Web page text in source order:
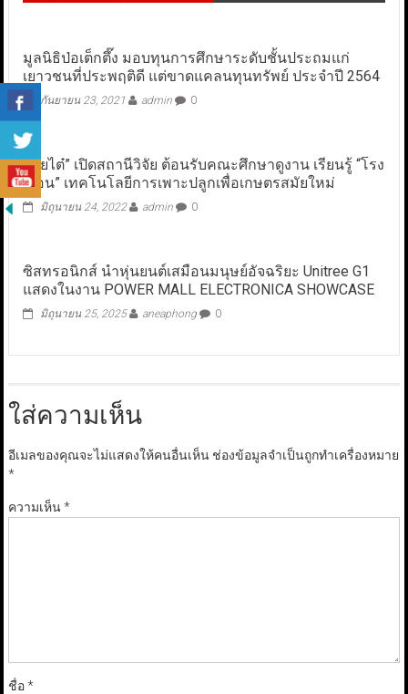
มูลนิธิป่อเต็กตึ๊ง มอบทุนการศึกษาระดับชั้นประถมแก่
เยาวชนที่ประพฤติดี แต่ขาดแคลนทุนทรัพย์ ประจำปี 2564
กันยายน 23, 2021 admin 0
“เจียไต๋” เปิดสถานีวิจัย ต้อนรับคณะศึกษาดูงาน เรียนรู้ “โรง
เรือน” เทคโนโลยีการเพาะปลูกเพื่อเกษตรสมัยใหม่
มิถุนายน 24, 2022 admin 0
ซิสทรอนิกส์ นำหุ่นยนต์เสมือนมนุษย์อัจฉริยะ Unitree G1
แสดงในงาน POWER MALL ELECTRONICA SHOWCASE
มิถุนายน 25, 2025 aneaphong 0
ใส่ความเห็น
อีเมลของคุณจะไม่แสดงให้คนอื่นเห็น ช่องข้อมูลจำเป็นถูกทำเครื่องหมาย
*
ความเห็น*
ชื่อ*